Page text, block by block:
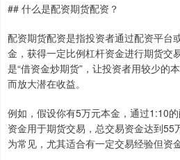
## 什么是配资期货配资？
配资期货配资是指投资者通过配资平台
金，获得一定比例杠杆资金进行期货交
是“借资金炒期货”，让投资者用较少的
而放大潜在收益。
例如，假设你有5万元本金，通过1:10
资金用于期货交易，总交易资金达到55
为常见，尤其适合有一定交易经验但资